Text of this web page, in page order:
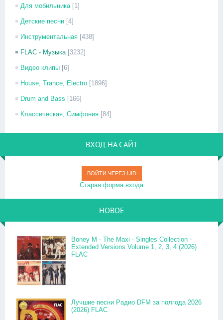
Для мобильника [1]
Детские песни [4]
Инструментальная [438]
FLAC - Музыка [3232]
Видео клипы [6]
House, Trance, Electro [1896]
Drum and Bass [166]
Классическая, Симфония [84]
ВХОД НА САЙТ
ВОЙТИ ЧЕРЕЗ UID
Старая форма входа
НОВОЕ
Boney M - The Maxi - Singles Collection -
Extended Versions Volume 1, 2, 3, 4 (2026)
FLAC
Лучшие песни Радио DFM за полгода 2026
(2026) FLAC